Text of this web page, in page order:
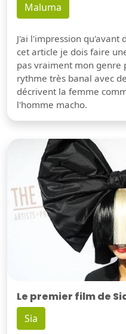
Maluma
J'ai l'impression qu'avant
cet article je dois faire
pas vraiment mon genre
rythme très banal avec
décrivent la femme
l'homme macho.
Le premier film de
Sia